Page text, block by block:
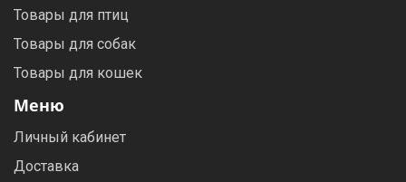
Товары для птиц
Товары для собак
Товары для кошек
Меню
Личный кабинет
Доставка